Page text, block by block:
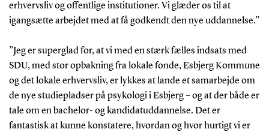
erhvervsliv og offentlige institutioner. Vi glæder os til at
igangsætte arbejdet med at få godkendt den nye uddannelse.”
”Jeg er superglad for, at vi med en stærk fælles indsats med
SDU, med stor opbakning fra lokale fonde, Esbjerg Kommune
og det lokale erhvervsliv, er lykkes at lande et samarbejde om
de nye studiepladser på psykologi i Esbjerg – og at der både er
tale om en bachelor- og kandidatuddannelse. Det er
fantastisk at kunne konstatere, hvordan og hvor hurtigt vi er